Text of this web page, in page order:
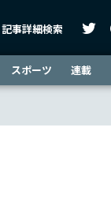
記事詳細検索
スポーツ 連載